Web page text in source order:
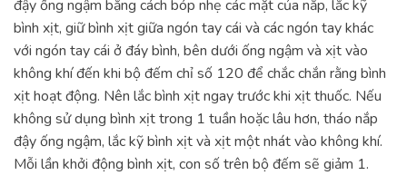
đậy ống ngậm bằng cách bóp nhẹ các mặt của nắp, lắc kỹ
bình xịt, giữ bình xịt giữa ngón tay cái và các ngón tay khác
với ngón tay cái ở đáy bình, bên dưới ống ngậm và xịt vào
không khí đến khi bộ đếm chỉ số 120 để chắc chắn rằng bình
xịt hoạt động. Nên lắc bình xịt ngay trước khi xịt thuốc. Nếu
không sử dụng bình xịt trong 1 tuần hoặc lâu hơn, tháo nắp
đậy ống ngậm, lắc kỹ bình xịt và xịt một nhát vào không khí.
Mỗi lần khởi động bình xịt, con số trên bộ đếm sẽ giảm 1.